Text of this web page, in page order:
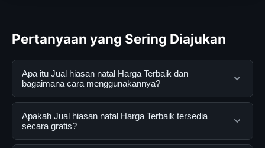
Pertanyaan yang Sering Diajukan
Apa itu Jual hiasan natal Harga Terbaik dan
bagaimana cara menggunakannya?
Jual hiasan natal Harga Terbaik adalah layanan digital
yang dirancang untuk membantu pengguna
mendapatkan informasi lengkap dan terpercaya. Anda
Apakah Jual hiasan natal Harga Terbaik tersedia
secara gratis?